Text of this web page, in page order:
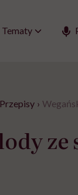
Tematy
Przepisy ›